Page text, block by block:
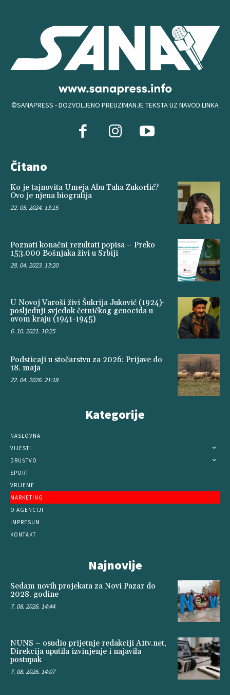
©SANAPRESS - DOZVOLJENO PREUZIMANJE TEKSTA UZ NAVOD LINKA
Čitano
Ko je tajnovita Umeja Abu Taha Zukorlić?
Ovo je njena biografija
22. 05. 2024. 13:15
Poznati konačni rezultati popisa – Preko
153.000 Bošnjaka živi u Srbiji
28. 04. 2023. 13:20
U Novoj Varoši živi Šukrija Juković (1924)-
posljednji svjedok četničkog genocida u
ovom kraju (1941-1945)
6. 10. 2021. 16:25
Podsticaji u stočarstvu za 2026: Prijave do
18. maja
22. 04. 2026. 21:18
Kategorije
NASLOVNA
VIJESTI
DRUŠTVO
SPORT
VRIJEME
MARKETING
O AGENCIJI
IMPRESUM
KONTAKT
Najnovije
Sedam novih projekata za Novi Pazar do
2028. godine
7. 08. 2026. 14:44
NUNS – osudio prijetnje redakciji A1tv.net,
Direkcija uputila izvinjenje i najavila
postupak
7. 08. 2026. 14:07